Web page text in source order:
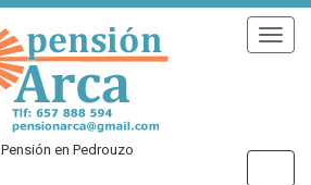
Pensión en Pedrouzo